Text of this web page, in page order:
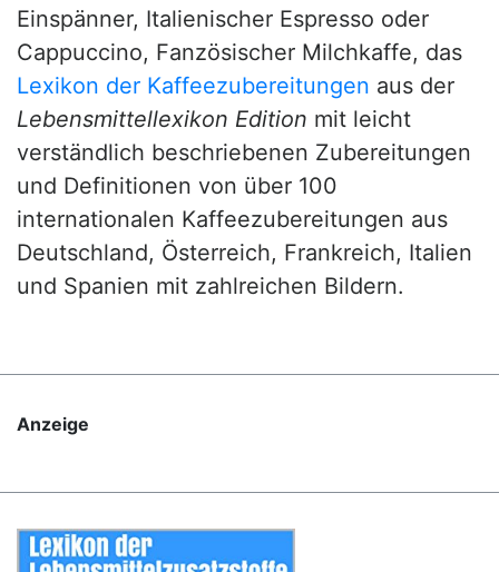
Einspänner, Italienischer Espresso oder
Cappuccino, Fanzösischer Milchkaffe, das
Lexikon der Kaffeezubereitungen aus der
Lebensmittellexikon Edition mit leicht
verständlich beschriebenen Zubereitungen
und Definitionen von über 100
internationalen Kaffeezubereitungen aus
Deutschland, Österreich, Frankreich, Italien
und Spanien mit zahlreichen Bildern.
Anzeige